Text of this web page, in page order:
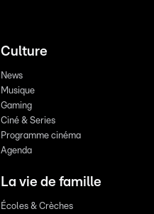
Culture
News
Musique
Gaming
Ciné & Series
Programme cinéma
Agenda
La vie de famille
Écoles & Crèches